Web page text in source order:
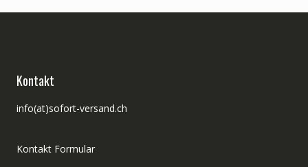
Kontakt
info(at)sofort-versand.ch
Kontakt Formular